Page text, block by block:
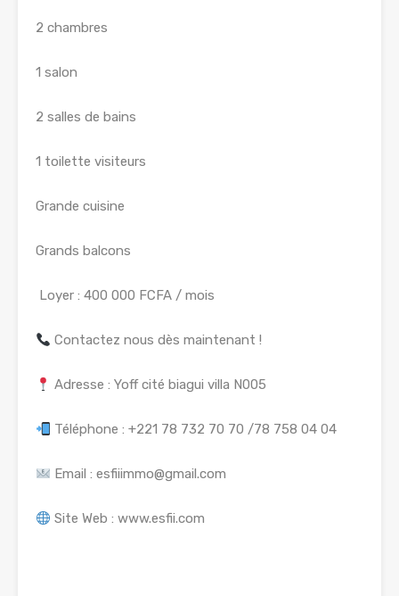
2 chambres
1 salon
2 salles de bains
1 toilette visiteurs
Grande cuisine
Grands balcons
Loyer : 400 000 FCFA / mois
Contactez nous dès maintenant !
Adresse : Yoff cité biagui villa N005
Téléphone : +221 78 732 70 70 /78 758 04 04
Email : esfiiimmo@gmail.com
Site Web : www.esfii.com